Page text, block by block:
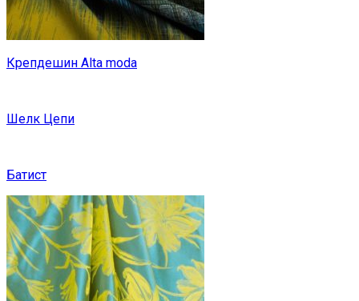
Крепдешин Alta moda
Шелк Цепи
Батист